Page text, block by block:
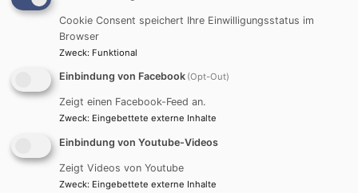
Cookie Consent speichert Ihre Einwilligungsstatus im
Browser
Zweck: Funktional
Einbindung von Facebook (Opt-Out)
Zeigt einen Facebook-Feed an.
Zweck: Eingebettete externe Inhalte
Einbindung von Youtube-Videos
Zeigt Videos von Youtube
Zweck: Eingebettete externe Inhalte